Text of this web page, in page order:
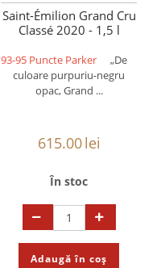
Saint-Émilion Grand Cru
Classé 2020 - 1,5 l
93-95 Puncte Parker
„De
culoare purpuriu-negru
opac, Grand ...
615.00lei
În stoc
Adaugă în coș